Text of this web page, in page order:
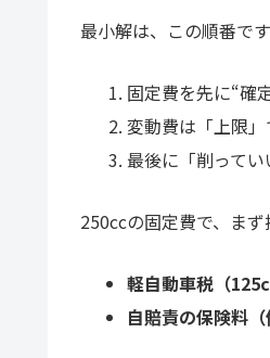
最小解は、この順番です
固定費を先に“確
変動費は「上限」
最後に「削って
250ccの固定費で、まず
軽自動車税（
自賠責の保険料